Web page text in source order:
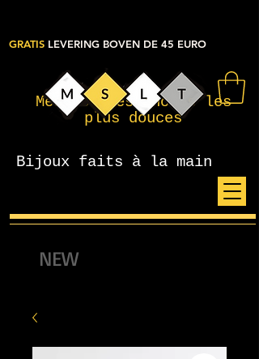
Mes petites choses les
plus douces
Bijoux faits à la main
GRATIS LEVERING BOVEN DE 45 EURO
NEW